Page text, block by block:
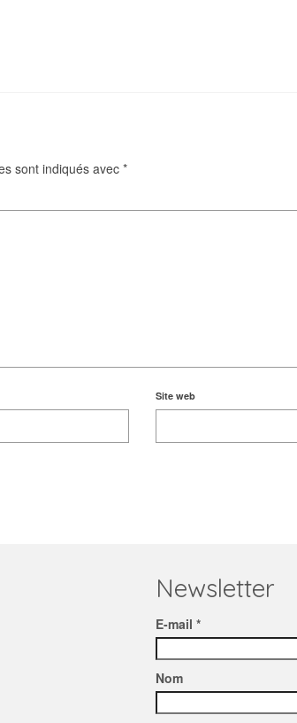
sont indiqués avec*
Site web
Newsletter
E-mail *
Nom